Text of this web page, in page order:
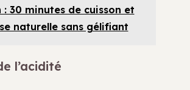
: 30 minutes de cuisson et
naturelle sans gélifiant
l’acidité